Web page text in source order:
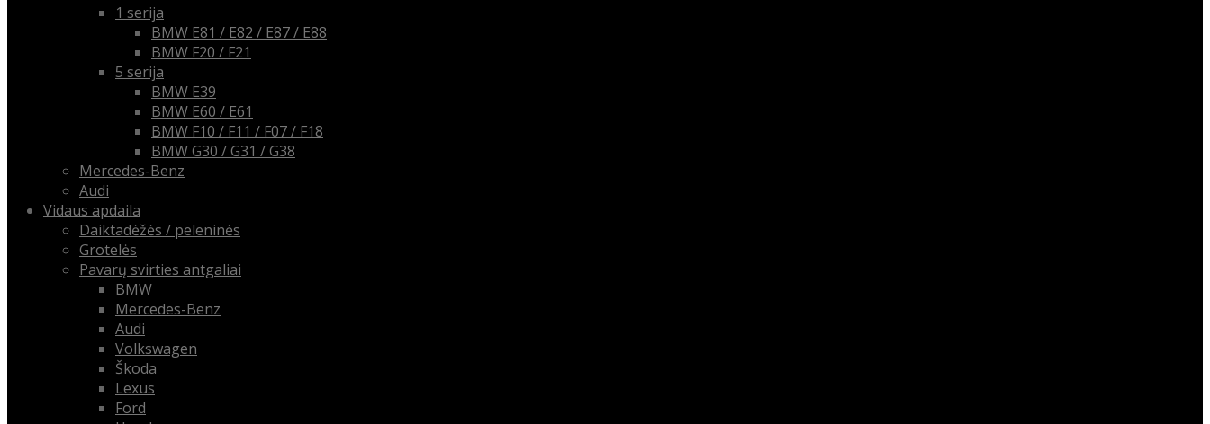
1 serija
BMW E81 / E82 / E87 / E88
BMW F20 / F21
5 serija
BMW E39
BMW E60 / E61
BMW F10 / F11 / F07 / F18
BMW G30 / G31 / G38
Mercedes-Benz
Audi
Vidaus apdaila
Daiktadėžės / peleninės
Grotelės
Pavarų svirties antgaliai
BMW
Mercedes-Benz
Audi
Volkswagen
Škoda
Lexus
Ford